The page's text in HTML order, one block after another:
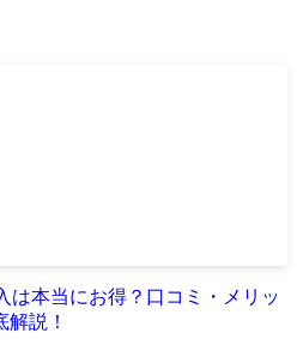
は本当にお得？口コミ・メリッ
解説！